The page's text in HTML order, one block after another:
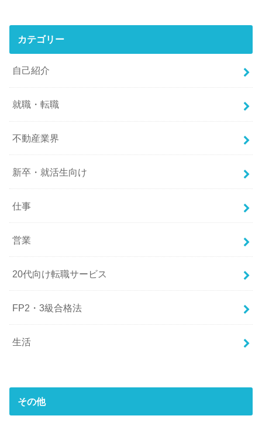
カテゴリー
自己紹介
就職・転職
不動産業界
新卒・就活生向け
仕事
営業
20代向け転職サービス
FP2・3級合格法
生活
その他